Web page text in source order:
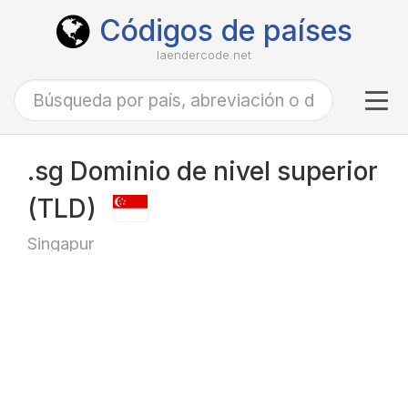
Códigos de países
laendercode.net
.sg Dominio de nivel superior
(TLD)
Singapur